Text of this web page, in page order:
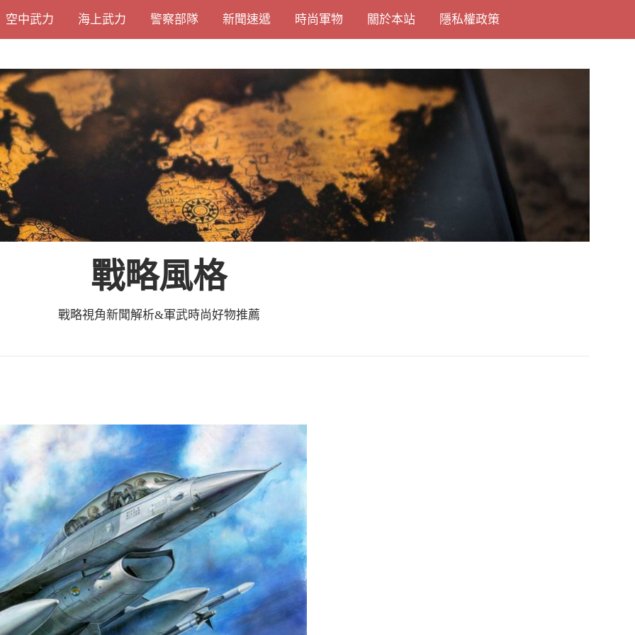
空中武力 海上武力 警察部隊 新聞速遞 時尚軍物 關於本站 隱私權政策
戰略風格
戰略視角新聞解析&軍武時尚好物推薦